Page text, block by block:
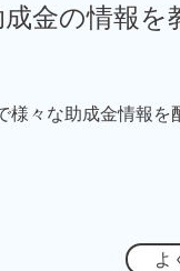
金の情報を
々な助成金情報を
よ